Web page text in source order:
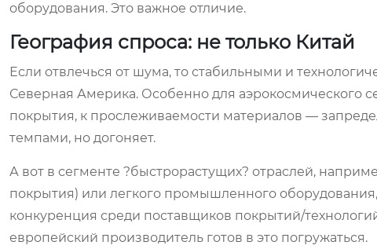
оборудования. Это важное отличие.
География спроса: не только Китай
Если отвлечься от шума, то стабильными и
Северная Америка. Особенно для аэрокосмического
покрытия, к прослеживаемости материалов —
темпами, но догоняет.
А вот в сегменте ?быстрорастущих? отраслей,
покрытия) или легкого промышленного
конкуренция среди поставщиков покрытий/
европейский производитель готов в это погружаться.